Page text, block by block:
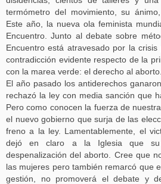
termómetro del movimiento, su
Este año, la nueva ola feminista
Encuentro. Junto al debate sobre
Encuentro está atravesado por la
contradicción evidente respecto de la
con la marea verde: el derecho al aborto.
El año pasado los antiderechos
rechazó la ley con media sanción que
Pero como conocen la fuerza de
el nuevo gobierno que surja de las
freno a la ley. Lamentablemente, el
dejó en claro a la Iglesia que
despenalización del aborto. Cree que
las mujeres pero también remarcó que
gestión, no promoverá el debate y